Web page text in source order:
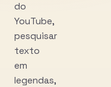
do
YouTube,
pesquisar
texto
em
legendas,